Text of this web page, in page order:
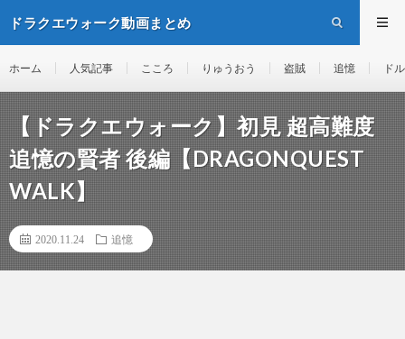
ドラクエウォーク動画まとめ
ホーム 人気記事 こころ りゅうおう 盗賊 追憶 ド
【ドラクエウォーク】初見 超高難度
追憶の賢者 後編【DRAGONQUEST
WALK】
2020.11.24 追憶